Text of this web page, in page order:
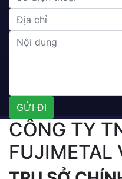
CÔNG TY
FUJIMETAL